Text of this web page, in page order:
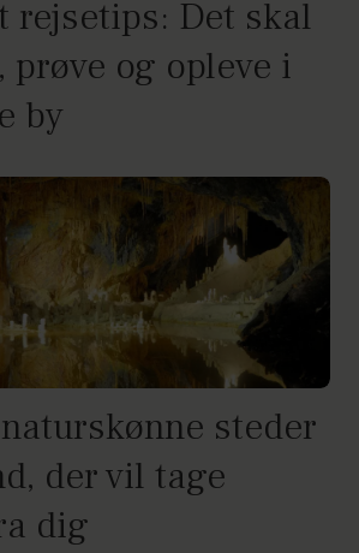
rejsetips: Det skal
prøve og opleve i
by
steder
der vil tage
dig